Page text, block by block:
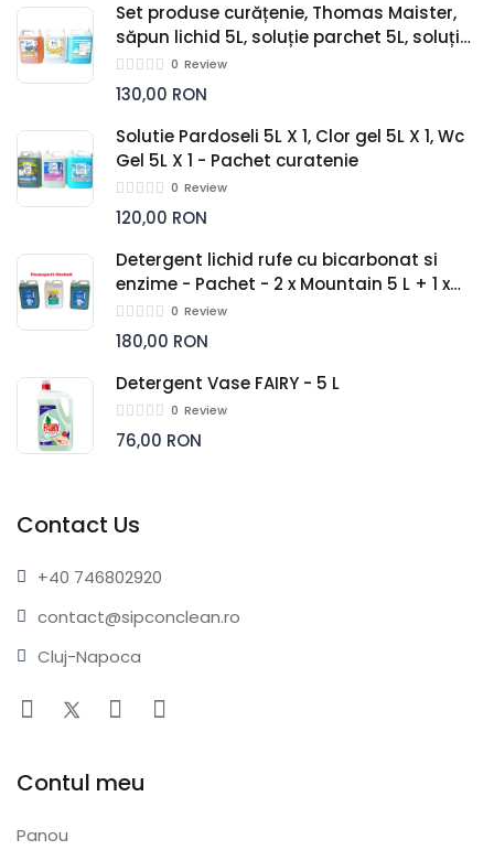
Set produse curățenie, Thomas Maister,
săpun lichid 5L, soluție parchet 5L, soluție
geamuri 5L
0 Review
130,00 RON
Solutie Pardoseli 5L X 1, Clor gel 5L X 1, Wc
Gel 5L X 1 - Pachet curatenie
0 Review
120,00 RON
Detergent lichid rufe cu bicarbonat si
enzime - Pachet - 2 x Mountain 5 L + 1 x
Balsam rufe parfumat 5 L
0 Review
180,00 RON
Detergent Vase FAIRY - 5 L
0 Review
76,00 RON
Contact Us
+40 746802920
contact@sipconclean.ro
Cluj-Napoca
Contul meu
Panou